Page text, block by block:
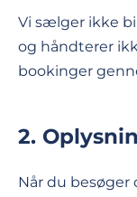
Vi sælger ikke
og håndterer
bookinger
2.
Når du besøger